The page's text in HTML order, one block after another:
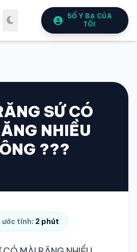
SỔ Y BẠ CỦA
TÔI
ĐIỆN TỬ
Số điện thoại đã đăng ký.
SỨ CÓ
NHIỀU
???
tính: 2 phút